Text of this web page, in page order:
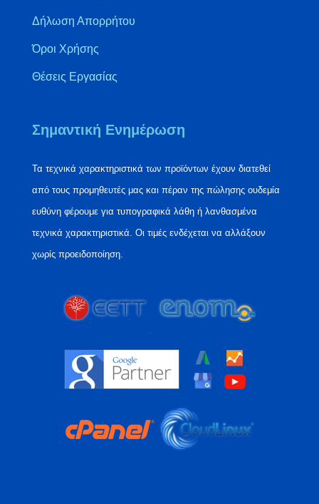
Δήλωση Απορρήτου
Όροι Χρήσης
Θέσεις Εργασίας
Σημαντική Ενημέρωση
Τα τεχνικά χαρακτηριστικά των προϊόντων έχουν διατεθεί
από τους προμηθευτές μας και πέραν της πώλησης ουδεμία
ευθύνη φέρουμε για τυπογραφικά λάθη ή λανθασμένα
τεχνικά χαρακτηριστικά. Οι τιμές ενδέχεται να αλλάξουν
χωρίς προειδοποίηση.